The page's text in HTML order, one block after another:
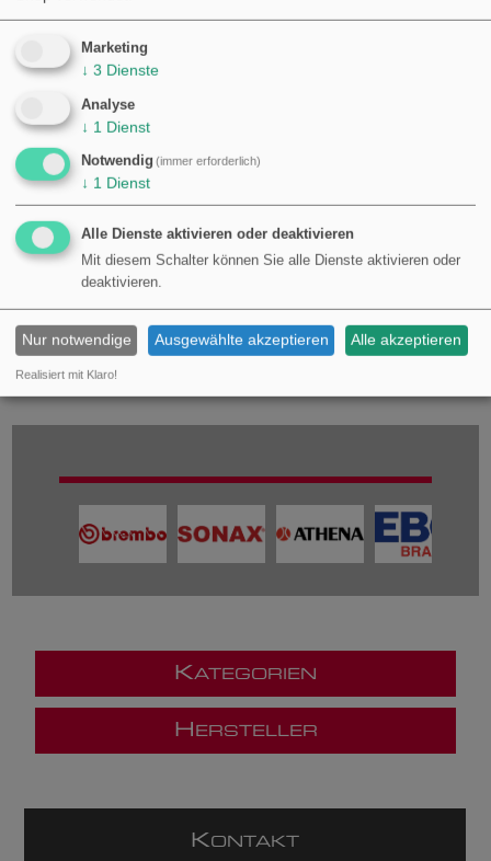
Ausführung: 3-teilig
Im Set enthalten sind Stufenbohrer mit den Größen 4-12 mm in 1-mm-
Schritten, 4-20 mm und 4-30 mm. Bitte vor der Bestellung die passende Größe
und die Verwendung mit dem vorhandenen Werkzeug prüfen.
KATEGORIEN
H ERSTELLER
KONTAKT
Marketing
↓ 3 Dienste
Analyse
↓ 1 Dienst
Notwendig (immer erforderlich)
↓ 1 Dienst
Alle Dienste aktivieren oder deaktivieren
Mit diesem Schalter können Sie alle Dienste aktivieren oder
deaktivieren.
Nur notwendige Ausgewählte akzeptieren Alle akzeptieren
Realisiert mit Klaro!